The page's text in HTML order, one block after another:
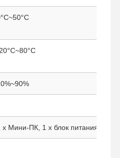
x Мини-ПК, 1 x блок питания, 1 x